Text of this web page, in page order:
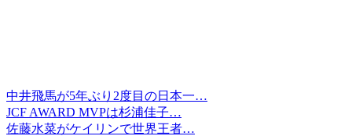
中井飛馬が5年ぶり2度目の日本一…
JCF AWARD MVPは杉浦佳子…
佐藤水菜がケイリンで世界王者…